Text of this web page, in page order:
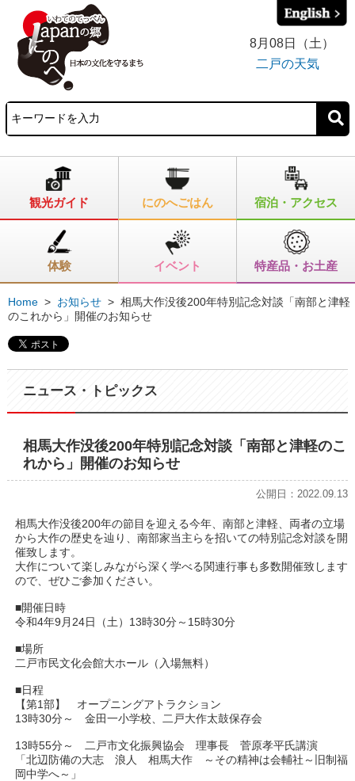
8月08日（土）
二戸の天気
観光ガイド にのへごはん 宿泊・アクセス
体験 イベント 特産品・お土産
Home > お知らせ > 相馬大作没後200年特別記念対談「南部と津軽
のこれから」開催のお知らせ
ニュース・トピックス
相馬大作没後200年特別記念対談「南部と津軽のこ
れから」開催のお知らせ
公開日：2022.09.13
相馬大作没後200年の節目を迎える今年、南部と津軽、両者の立場
から大作の歴史を辿り、南部家当主らを招いての特別記念対談を開
催致します。
大作について楽しみながら深く学べる関連行事も多数開催致します
ので、ぜひご参加ください。
■開催日時
令和4年9月24日（土）13時30分～15時30分
■場所
二戸市民文化会館大ホール（入場無料）
■日程
【第1部】 オープニングアトラクション
13時30分～ 金田一小学校、二戸大作太鼓保存会
13時55分～ 二戸市文化振興協会 理事長 菅原孝平氏講演
「北辺防備の大志 浪人 相馬大作 ～その精神は会輔社～旧制福
岡中学へ～」